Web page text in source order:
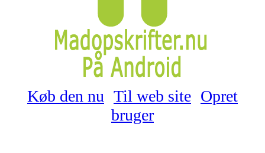
Køb den nu Til web site Opret
bruger